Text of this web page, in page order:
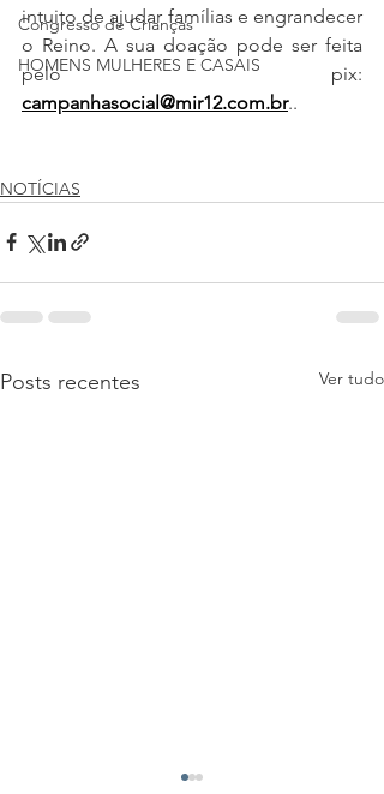
Congresso de Crianças
HOMENS MULHERES E CASAIS
intuito de ajudar famílias e engrandecer
o Reino. A sua doação pode ser feita
campanhasocial@mir12.com.br..
NOTÍCIAS
Posts recentes Ver tudo